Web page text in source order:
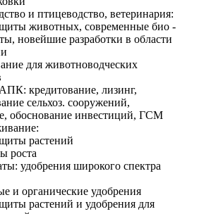
и птицеводство, ветеринария:
животных, современные био -
новейшие разработки в области
для животноводческих
кредитование, лизинг,
сельхоз. сооружений,
обоснование инвестиций, ГСМ
растений
роста
удобрения широкого спектра
и органические удобрения
растений и удобрения для